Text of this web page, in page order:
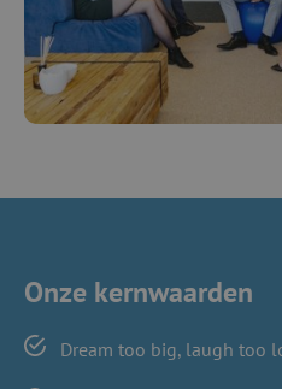
Onze kernwaarden
Dream too big, laugh too